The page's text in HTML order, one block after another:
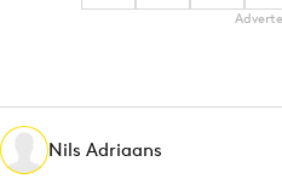
Gedragsverandering
Martech
MediaNils Adriaans